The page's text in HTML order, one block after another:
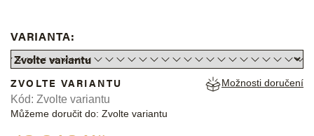
VARIANTA:
ZVOLTE VARIANTU
Můžeme doručit do: Zvolte variantu
Možnosti doručení
Kód: Zvolte variantu